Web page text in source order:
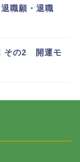
職願・退職
その2 開運モ